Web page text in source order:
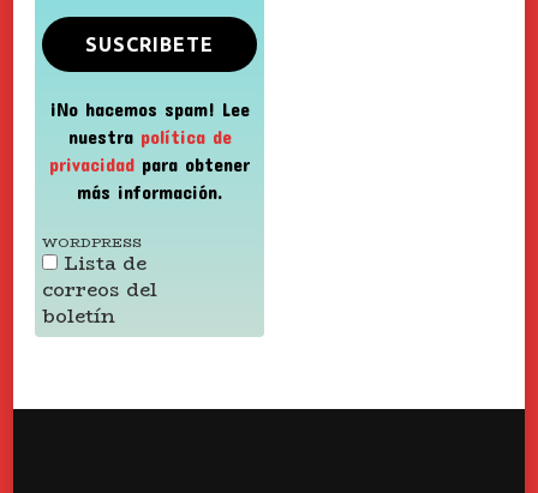
¡No hacemos spam! Lee
nuestra política de
privacidad para obtener
más información.
WORDPRESS
Lista de
correos del
boletín